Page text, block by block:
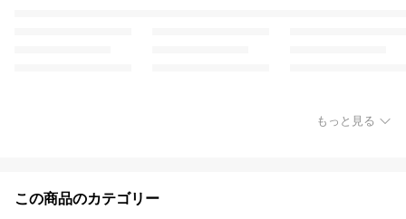
もっと見る
この商品のカテゴリー